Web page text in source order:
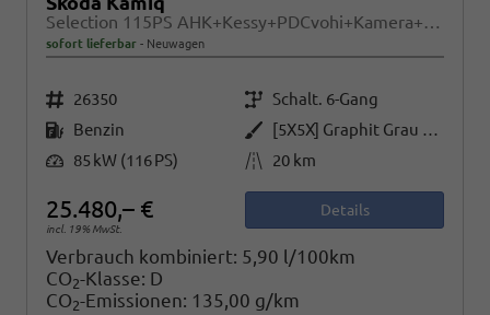
Selection 115PS AHK+Kessy+PDCvohi+Kamera+Climatronic+AppConnect+Sitzheizung
sofort lieferbar Neuwagen
Fahrzeugnr. 26350 Getriebe Schalt. 6-Gang
Kraftstoff Benzin Außenfarbe
[5X5X] Graphit Grau Metallic
Leistung 85 kW (116 PS) Kilometerstand 20 km
25.480,– €
incl. 19% MwSt.
Details
Verbrauch kombiniert: 5,90 l/100km
CO2-Klasse: D
CO2-Emissionen: 135,00 g/km